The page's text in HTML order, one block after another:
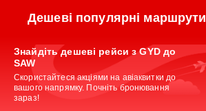
Дешеві популярні маршрути
Знайдіть дешеві рейси з GYD до
SAW
Скористайтеся акціями на авіаквитки до
вашого напрямку. Почніть бронювання
зараз!